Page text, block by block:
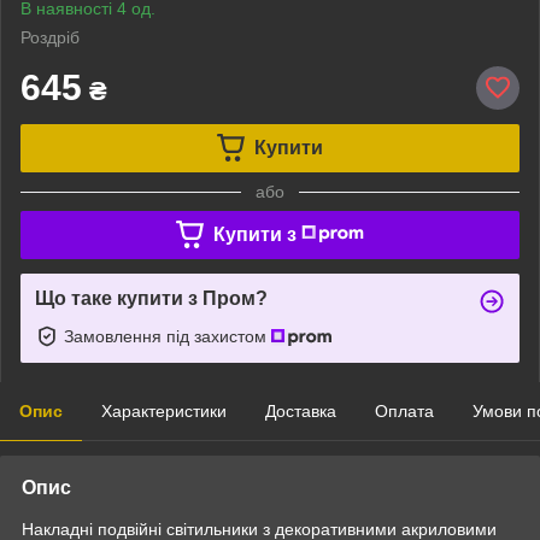
В наявності 4 од.
Роздріб
645 ₴
Купити
або
Купити з
Що таке купити з Пром?
Замовлення під захистом
Опис Характеристики Доставка Оплата Умови
Опис
Накладні подвійні світильники з декоративними акриловими